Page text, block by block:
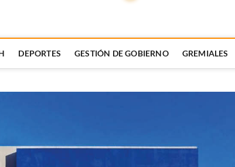
DEPORTES GESTIÓN DE GOBIERNO GREMIALES